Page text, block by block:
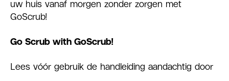
uw huis vanaf morgen zonder zorgen met
GoScrub!
Go Scrub with GoScrub!
Lees vóór gebruik de handleiding aandachtig door